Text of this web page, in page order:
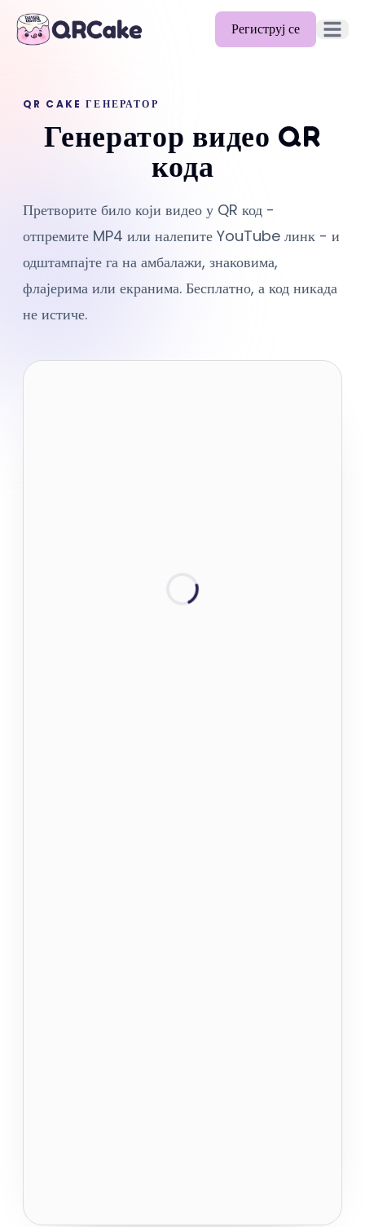
Региструј се Отвори
Цене
Блог
Помоћ
API
QR CAKE ГЕНЕРАТОР
Генератор видео QR
кода
Претворите било који видео у QR код -
отпремите MP4 или налепите YouTube линк - и
одштампајте га на амбалажи, знаковима,
флајерима или екранима. Бесплатно, а код никада
не истиче.